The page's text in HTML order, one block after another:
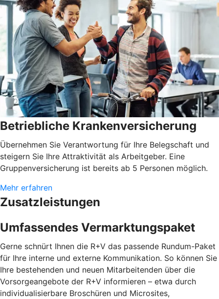
Betriebliche Krankenversicherung
Übernehmen Sie Verantwortung für Ihre Belegschaft und
steigern Sie Ihre Attraktivität als Arbeitgeber. Eine
Gruppenversicherung ist bereits ab 5 Personen möglich.
Mehr erfahren
Zusatzleistungen
Umfassendes Vermarktungspaket
Gerne schnürt Ihnen die R+V das passende Rundum-Paket
für Ihre interne und externe Kommunikation. So können Sie
Ihre bestehenden und neuen Mitarbeitenden über die
Vorsorgeangebote der R+V informieren – etwa durch
individualisierbare Broschüren und Microsites,